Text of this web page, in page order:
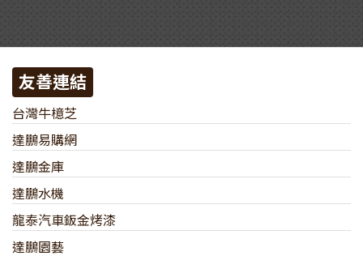
友善連結
台灣牛檍芝
達鵬易購網
達鵬金庫
達鵬水機
龍泰汽車鈑金烤漆
達鵬園藝